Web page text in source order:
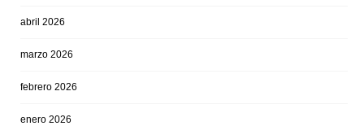
abril 2026
marzo 2026
febrero 2026
enero 2026